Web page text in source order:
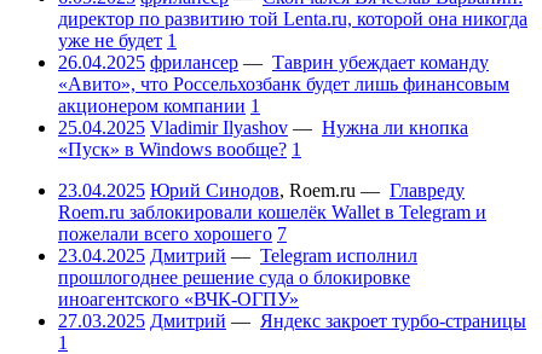
директор по развитию той Lenta.ru, которой она никогда
уже не будет 1
26.04.2025 фрилансер — Таврин убеждает команду
«Авито», что Россельхозбанк будет лишь финансовым
акционером компании 1
25.04.2025 Vladimir Ilyashov — Нужна ли кнопка
«Пуск» в Windows вообще? 1
23.04.2025 Юрий Синодов, Roem.ru — Главреду
Roem.ru заблокировали кошелёк Wallet в Telegram и
пожелали всего хорошего 7
23.04.2025 Дмитрий — Telegram исполнил
прошлогоднее решение суда о блокировке
иноагентского «ВЧК-ОГПУ»
27.03.2025 Дмитрий — Яндекс закроет турбо-страницы
1